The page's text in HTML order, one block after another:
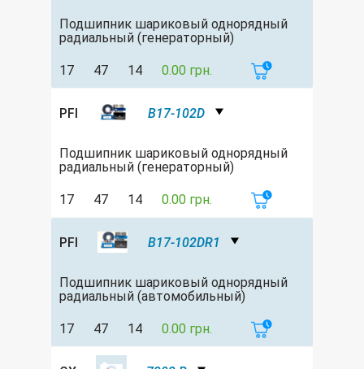
Подшипник шариковый однорядный
радиальный (генераторный)
17 47 14 0.00 грн.
PFI B17-102D
Подшипник шариковый однорядный
радиальный (генераторный)
17 47 14 0.00 грн.
PFI B17-102DR1
Подшипник шариковый однорядный
радиальный (автомобильный)
17 47 14 0.00 грн.